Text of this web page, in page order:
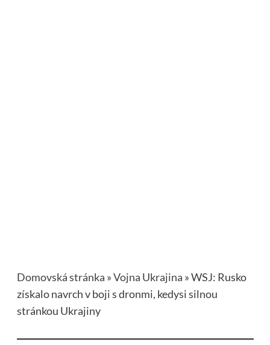
Domovská stránka »Vojna Ukrajina »WSJ: Rusko
získalo navrch v boji s dronmi, kedysi silnou
stránkou Ukrajiny